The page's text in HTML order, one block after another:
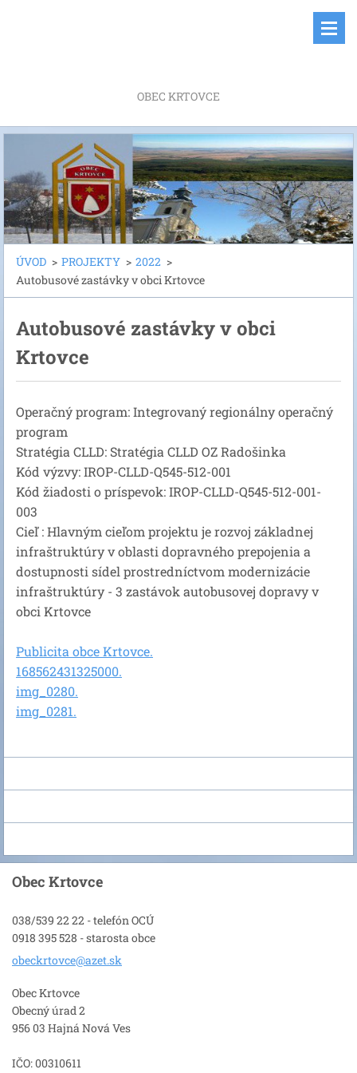
OBEC KRTOVCE
ÚVOD > PROJEKTY > 2022 >
Autobusové zastávky v obci Krtovce
Autobusové zastávky v obci
Krtovce
Operačný program: Integrovaný regionálny operačný
program
Stratégia CLLD: Stratégia CLLD OZ Radošinka
Kód výzvy: IROP-CLLD-Q545-512-001
Kód žiadosti o príspevok: IROP-CLLD-Q545-512-001-
003
Cieľ : Hlavným cieľom projektu je rozvoj základnej
infraštruktúry v oblasti dopravného prepojenia a
dostupnosti sídel prostredníctvom modernizácie
infraštruktúry - 3 zastávok autobusovej dopravy v
obci Krtovce
Publicita obce Krtovce.
168562431325000.
img_0280.
img_0281.
Obec Krtovce
038/539 22 22 - telefón OCÚ
0918 395 528 - starosta obce
obeckrtovce@azet.sk
Obec Krtovce
Obecný úrad 2
956 03 Hajná Nová Ves
IČO: 00310611